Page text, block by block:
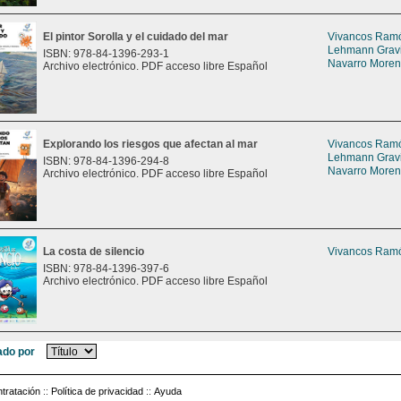
El pintor Sorolla y el cuidado del mar
ISBN: 978-84-1396-293-1
Archivo electrónico. PDF acceso libre Español
Vivancos
Lehmann
Navarro
Explorando los riesgos que afectan al mar
ISBN: 978-84-1396-294-8
Archivo electrónico. PDF acceso libre Español
Vivancos
Lehmann
Navarro
La costa de silencio
ISBN: 978-84-1396-397-6
Archivo electrónico. PDF acceso libre Español
Vivancos
por
:: Política de privacidad :: Ayuda